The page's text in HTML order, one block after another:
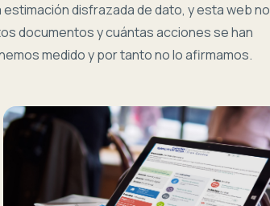
disfrazada de dato, y esta web no
documentos y cuántas acciones se han
medido y por tanto no lo afirmamos.